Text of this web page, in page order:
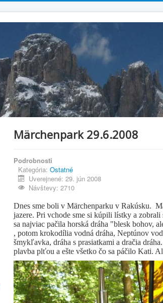
Märchenpark 29.6.2008
Podrobnosti
Kategória: Ostatné
Uverejnené: 29. jún 2008
Návštevy: 2710
Dnes sme boli v Märchenparku v Rakúsku.
jazere. Pri vchode sme si kúpili lístky a
sa najviac pačila horská dráha "blesk bohov,
, potom krokodília vodná dráha, Neptúnov
šmykľavka, dráha s prasiatkami a dračia
plavba plťou a ešte všetko čo sa páčilo Kati.